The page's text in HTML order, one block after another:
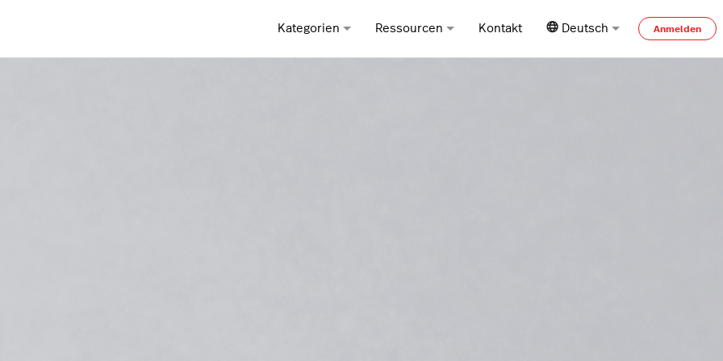
Kategorien Ressourcen Kontakt Deutsch Anmelden